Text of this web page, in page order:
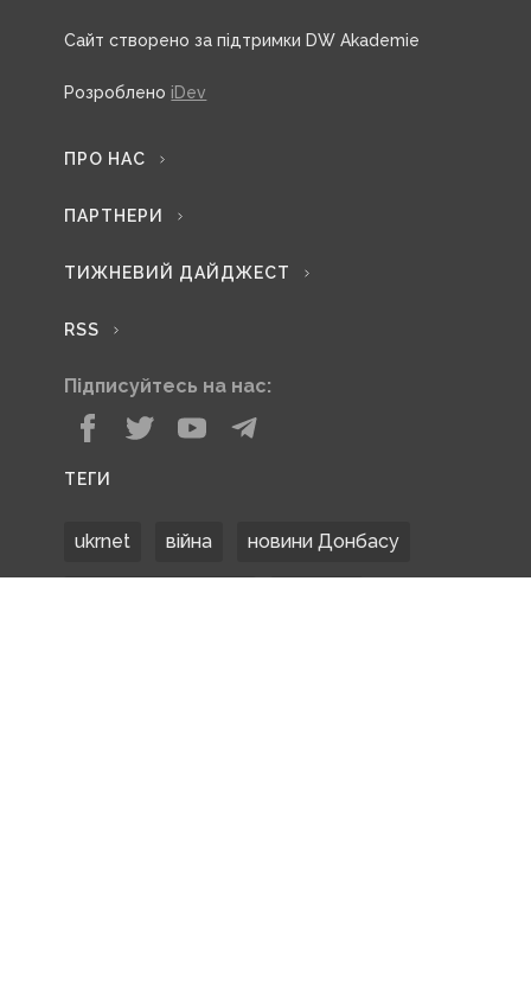
Сайт створено за підтримки DW Akademie
Розроблено iDev
ПРО НАС
ПАРТНЕРИ
ТИЖНЕВИЙ ДАЙДЖЕСТ
RSS
Підписуйтесь на нас:
ТЕГИ
ukrnet війна новини Донбасу